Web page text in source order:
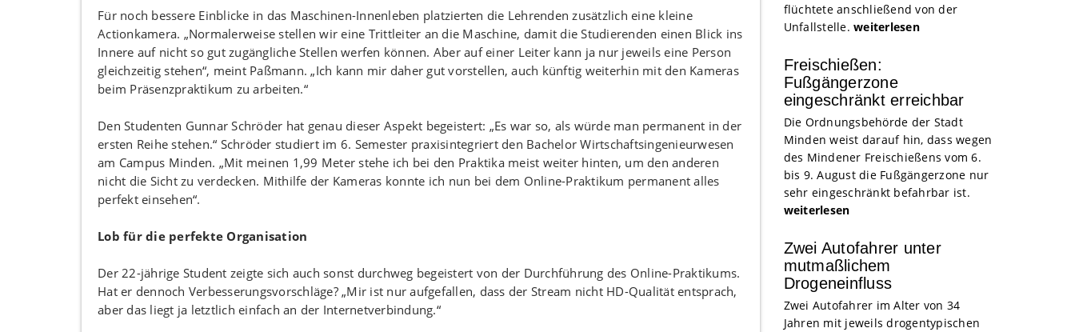
Für noch bessere Einblicke in das Maschinen-Innenleben platzierten die Lehrenden zusätzlich eine kleine
Actionkamera. „Normalerweise stellen wir eine Trittleiter an die Maschine, damit die Studierenden einen Blick ins
Innere auf nicht so gut zugängliche Stellen werfen können. Aber auf einer Leiter kann ja nur jeweils eine Person
gleichzeitig stehen“, meint Paßmann. „Ich kann mir daher gut vorstellen, auch künftig weiterhin mit den Kameras
beim Präsenzpraktikum zu arbeiten.“
Den Studenten Gunnar Schröder hat genau dieser Aspekt begeistert: „Es war so, als würde man permanent in der
ersten Reihe stehen.“ Schröder studiert im 6. Semester praxisintegriert den Bachelor Wirtschaftsingenieurwesen
am Campus Minden. „Mit meinen 1,99 Meter stehe ich bei den Praktika meist weiter hinten, um den anderen
nicht die Sicht zu verdecken. Mithilfe der Kameras konnte ich nun bei dem Online-Praktikum permanent alles
perfekt einsehen“.
Lob für die perfekte Organisation
Der 22-jährige Student zeigte sich auch sonst durchweg begeistert von der Durchführung des Online-Praktikums.
Hat er dennoch Verbesserungsvorschläge? „Mir ist nur aufgefallen, dass der Stream nicht HD-Qualität entsprach,
aber das liegt ja letztlich einfach an der Internetverbindung.“
flüchtete anschließend von der
Unfallstelle. weiterlesen
Freischießen:
Fußgängerzone
eingeschränkt erreichbar
Die Ordnungsbehörde der Stadt
Minden weist darauf hin, dass wegen
des Mindener Freischießens vom 6.
bis 9. August die Fußgängerzone nur
sehr eingeschränkt befahrbar ist.
weiterlesen
Zwei Autofahrer unter
mutmaßlichem
Drogeneinfluss
Zwei Autofahrer im Alter von 34
Jahren mit jeweils drogentypischen